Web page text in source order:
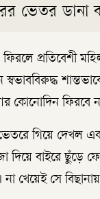
ভেতর ডানা
ফিরলে প্রতিবেশী
স্বভাববিরুদ্ধ
কোনোদিন ফিরবে
গিয়ে দেখল
দিয়ে বাইরে ছুঁড়ে
না খেয়েই সে